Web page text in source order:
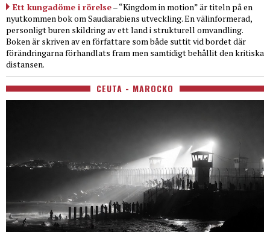
Ett kungadöme i rörelse– “Kingdom in motion” är titeln på en
nyutkommen bok om Saudiarabiens utveckling. En välinformerad,
personligt buren skildring av ett land i strukturell omvandling.
Boken är skriven av en författare som både suttit vid bordet där
förändringarna förhandlats fram men samtidigt behållit den kritiska
distansen.
CEUTA - MAROCKO